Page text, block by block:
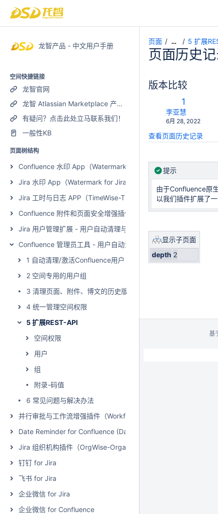
龙智产品 - 中文用户手册
空间快捷链接
龙智官网
龙智 Atlassian Marketplace 产品列表
有疑问？点击此处立马联系我们！
一般性KB
页面树结构
Confluence 水印 App（Watermark for Confluence）
Jira 水印 App（Watermark for Jira）
Jira 工时与日志 APP（TimeWise-Timesheets with Plan and
Confluence 附件和页面安全增强插件（Page and Attachment
Jira 用户管理扩展 - 用户自动清理与激活（User Management
Confluence 管理员工具 - 用户自动清理与激活（Admin Toolkit
1 自动清理/激活Confluence用户
2 空间专用的用户组
3 清理页面、附件、博文的历史版本
4 统一管理空间权限
5 扩展REST-API
空间权限
用户
组
附录-码值
6 常见问题与解决办法
并行审批与工作流增强插件（WorkflowWise - Parallel Approval
Date Reminder for Confluence (Data Center)
Jira 组织机构插件（OrgWise-Organization and Report for Jira
钉钉 for Jira
飞书 for Jira
企业微信 for Jira
企业微信 for Confluence
页面 … 5 扩展
页面历史
版本比较
旧
版
本
1
李亚慧
保
于
6月 28, 2022
查看页面历史记录
提示
由于Confluence原
以我们插件扩展了
显示子页面
depth 2
基